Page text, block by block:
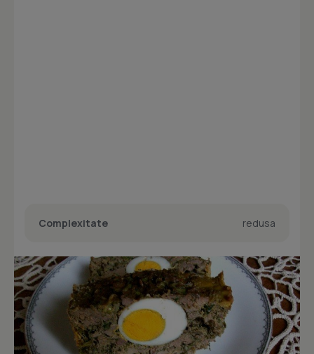
Complexitate redusa